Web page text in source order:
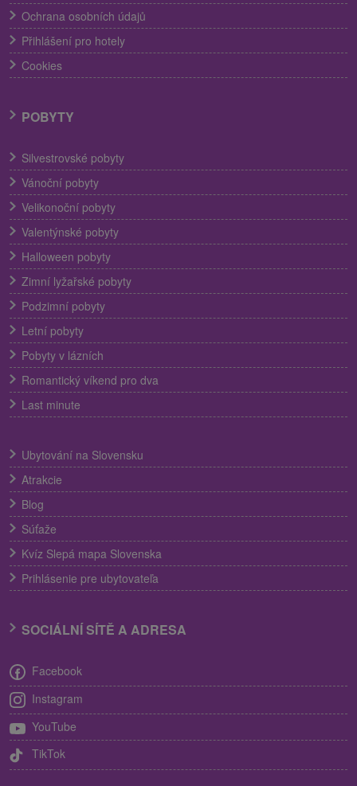
Ochrana osobních údajů
Přihlášení pro hotely
Cookies
POBYTY
Silvestrovské pobyty
Vánoční pobyty
Velikonoční pobyty
Valentýnské pobyty
Halloween pobyty
Zimní lyžařské pobyty
Podzimní pobyty
Letní pobyty
Pobyty v lázních
Romantický víkend pro dva
Last minute
Ubytování na Slovensku
Atrakcie
Blog
Súťaže
Kvíz Slepá mapa Slovenska
Prihlásenie pre ubytovateľa
SOCIÁLNÍ SÍTĚ A ADRESA
Facebook
Instagram
YouTube
TikTok